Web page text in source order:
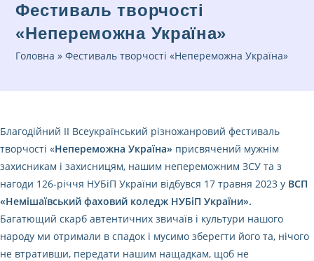
Фестиваль творчості
«Непереможна Україна»
Головна »Фестиваль творчості «Непереможна Україна»
Благодійний ІІ Всеукраїнський різножанровий фестиваль
творчості «Непереможна Україна» присвячений мужнім
захисникам і захисницям, нашим непереможним ЗСУ та з
нагоди 126-річчя НУБіП України відбувся 17 травня 2023 у ВСП
«Немішаївський фаховий коледж НУБіП України».
Багатющий скарб автентичних звичаїв і культури нашого
народу ми отримали в спадок і мусимо зберегти його та, нічого
не втративши, передати нашим нащадкам, щоб не